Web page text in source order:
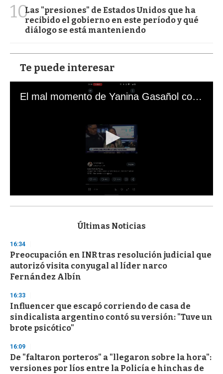
10Las "presiones" de Estados Unidos que ha
recibido el gobierno en este período y qué
diálogo se está manteniendo
Te puede interesar
El mal momento de Yanina Gasañol con un hincha argentino en "Subrayado"
s
d
s
o
f
3
s
e
c
o
n
Últimas Noticias
16:34
Preocupación en INR tras resolución judicial que
autorizó visita conyugal al líder narco
Fernández Albín
16:33
Influencer que escapó corriendo de casa de
sindicalista argentino contó su versión: "Tuve un
brote psicótico"
16:09
De "faltaron porteros" a "llegaron sobre la hora":
versiones por líos entre la Policía e hinchas de